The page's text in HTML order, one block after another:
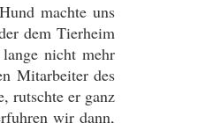
machte uns
dem Tierheim
nicht mehr
Mitarbeiter des
rutschte er ganz
wir dann,